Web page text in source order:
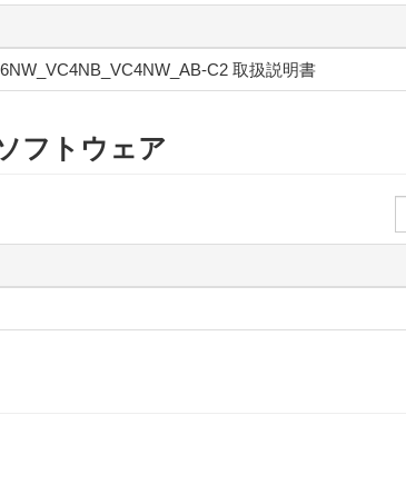
C2 取扱説明書
フトウェア